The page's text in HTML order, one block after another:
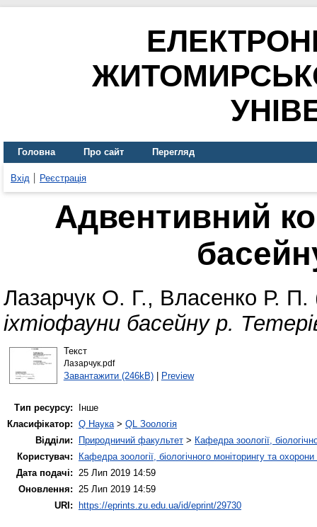
Головна Про сайт Перегляд
Вхід Реєстрація
Адвентивний
Лазарчук О. Г., Власенко Р. П.
іхтіофауни басейну р.
Текст
Лазарчук.pdf
Завантажити (246kB)| Preview
Тип ресурсу:
Інше
Класифікатор: Q Наука> QL Зоологія
Відділи:
Природничий факультет > Кафедра зоології,
Користувач:
Кафедра зоології, біологічного моніторингу та
Дата подачі: 25 Лип 2019 14:59
Оновлення: 25 Лип 2019 14:59
URI:
https://eprints.zu.edu.ua/id/eprint/29730